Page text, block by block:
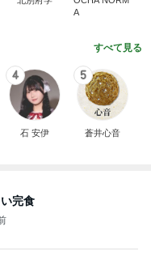
A
すべて見る
4
石 安伊
5
蒼井心音
完食